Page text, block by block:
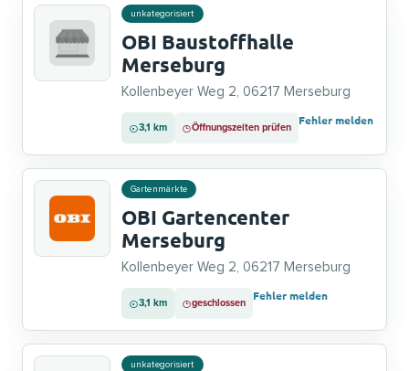
unkategorisiert
OBI Baustoffhalle
Merseburg
Kollenbeyer Weg 2, 06217 Merseburg
3,1 km Öffnungszeiten prüfen
Fehler melden
Gartenmärkte
OBI Gartencenter
Merseburg
Kollenbeyer Weg 2, 06217 Merseburg
3,1 km geschlossen
Fehler melden
unkategorisiert